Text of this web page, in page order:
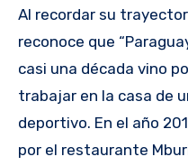
Al recordar su
reconoce que
casi una década vino
trabajar en la casa de
deportivo. En el año
por el restaurante